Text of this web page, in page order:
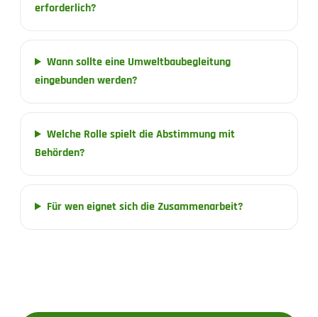
erforderlich?
Wann sollte eine Umweltbaubegleitung
eingebunden werden?
Welche Rolle spielt die Abstimmung mit
Behörden?
Für wen eignet sich die Zusammenarbeit?